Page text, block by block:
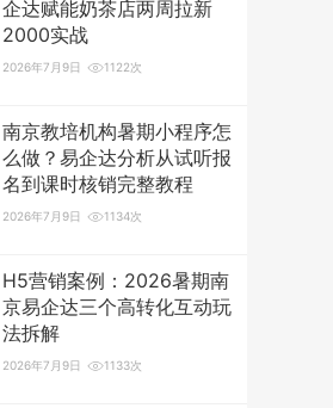
企达赋能奶茶店两周拉新
2000实战
2026年7月9日 1122次
南京教培机构暑期小程序怎
么做？易企达分析从试听报
名到课时核销完整教程
2026年7月9日 1134次
H5营销案例：2026暑期南
京易企达三个高转化互动玩
法拆解
2026年7月9日 1133次